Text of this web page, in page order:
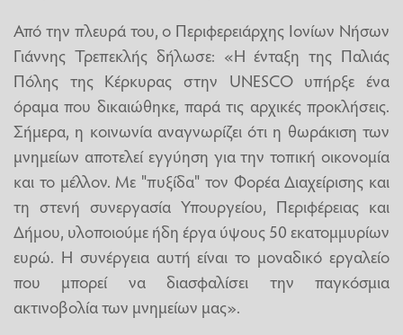
Από την πλευρά του, ο Περιφερειάρχης Ιονίων Νήσων
Γιάννης Τρεπεκλής δήλωσε: «Η ένταξη της Παλιάς
Πόλης της Κέρκυρας στην UNESCO υπήρξε ένα
όραμα που δικαιώθηκε, παρά τις αρχικές προκλήσεις.
Σήμερα, η κοινωνία αναγνωρίζει ότι η θωράκιση των
μνημείων αποτελεί εγγύηση για την τοπική οικονομία
και το μέλλον. Με "πυξίδα" τον Φορέα Διαχείρισης και
τη στενή συνεργασία Υπουργείου, Περιφέρειας και
Δήμου, υλοποιούμε ήδη έργα ύψους 50 εκατομμυρίων
ευρώ. Η συνέργεια αυτή είναι το μοναδικό εργαλείο
που μπορεί να διασφαλίσει την παγκόσμια
ακτινοβολία των μνημείων μας».